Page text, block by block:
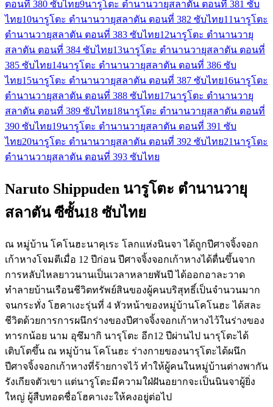
ตอนที่ 380 ซับไทย9นารูโตะ ตำนานวายุสลาตัน ตอนที่ 381 ซับ
ไทย10นารูโตะ ตำนานวายุสลาตัน ตอนที่ 382 ซับไทย11 นารูโตะ
ตำนานวายุสลาตัน ตอนที่ 383 ซับไทย12นารูโตะ ตำนานวายุ
สลาตัน ตอนที่ 384 ซับไทย13นารูโตะ ตำนานวายุสลาตัน ตอนที่
385 ซับไทย14นารูโตะ ตำนานวายุสลาตัน ตอนที่ 386 ซับ
ไทย15นารูโตะ ตำนานวายุสลาตัน ตอนที่ 387 ซับไทย16นารูโตะ
ตำนานวายุสลาตัน ตอนที่ 388 ซับไทย17นารูโตะ ตำนานวายุ
สลาตัน ตอนที่ 389 ซับไทย18นารูโตะ ตำนานวายุสลาตัน ตอนที่
390 ซับไทย19นารูโตะ ตำนานวายุสลาตัน ตอนที่ 391 ซับ
ไทย20นารูโตะ ตำนานวายุสลาตัน ตอนที่ 392 ซับไทย21 นารูโตะ
ตำนานวายุสลาตัน ตอนที่ 393 ซับไทย
Naruto Shippuden นารูโตะ ตำนานวายุ
สลาตัน ซีซั้น18 ซับไทย
ณ หมู่บ้าน โคโนฮะนาคุเระ โลกแห่งนินจา ได้ถูกปีศาจจิ้งจอก
เก้าหางโจมตีเมื่อ 12 ปีก่อน ปีศาจจิ้งจอกเก้าหางได้ตื่นขึ้นจาก
การหลับไหลยาวนานเป็นเวลาหลายพันปี ได้ออกอาละวาด
ทำลายบ้านเรือนชีวิตทรัพย์สินของผู้คนบริสุทธิ์เป็นจำนวนมาก
จนกระทั่ง โฮคาเงะรุ่นที่ 4 หัวหน้าของหมู่บ้านโคโนฮะ ได้สละ
ชีวิตด้วยการการผนึกร่างของปีศาจจิ้งจอกเก้าหางไว้ในร่างของ
ทารกน้อย นาม อุซึมากิ นารุโตะ อีก12 ปีผ่านไป นารุโตะได้
เติบโตขึ้น ณ หมู่บ้าน โคโนฮะ ร่างกายของนารุโตะได้ผนึก
ปีศาจจิ้งจอกเก้าหางที่ร้ายกาจไว้ ทำให้ผู้คนในหมู่บ้านต่างพากัน
รังเกียจตัวเขา แต่นารูโตะมีความใฝ่ฝันอยากจะเป็นนินจาผู้ยิ่ง
ใหญ่ ผู้สืบทอดชื่อโฮคาเงะให้คงอยู่ต่อไป